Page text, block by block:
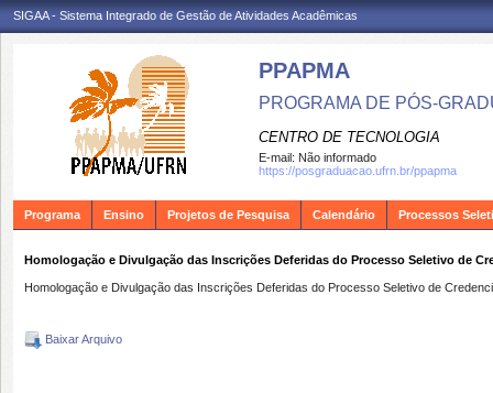
SIGAA - Sistema Integrado de Gestão de Atividades Acadêmicas
PPAPMA
PROGRAMA DE PÓS-
CENTRO DE TECNOLOGIA
E-mail: Não informado
https://posgraduacao.ufrn.br/ppapma
Programa Ensino Projetos de Pesquisa Calendário Processos
Homologação e Divulgação das Inscrições Deferidas do Processo Seletivo de
Homologação e Divulgação das Inscrições Deferidas do Processo Seletivo de
Baixar Arquivo